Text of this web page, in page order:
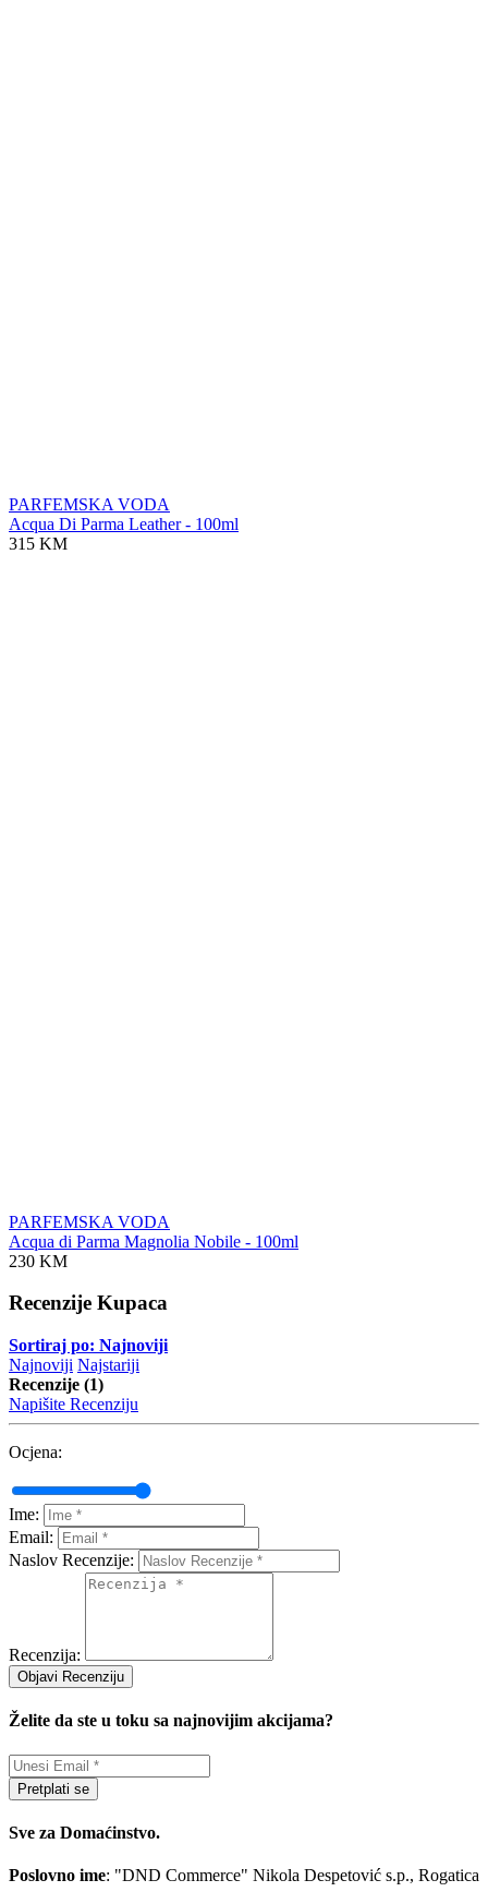
PARFEMSKA VODA
Acqua Di Parma Leather - 100ml
315 KM
PARFEMSKA VODA
Acqua di Parma Magnolia Nobile - 100ml
230 KM
Recenzije Kupaca
Sortiraj po: Najnoviji
Najnoviji Najstariji
Recenzije (1)
Napišite Recenziju
Ocjena:
Ime:
Email:
Naslov Recenzije:
Recenzija:
Objavi Recenziju
Želite da ste u toku sa najnovijim akcijama?
Pretplati se
Sve za Domaćinstvo.
Poslovno ime: "DND Commerce" Nikola Despetović s.p., Rogatica